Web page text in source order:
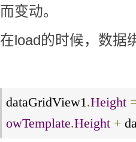
而变动。
在load的时候，数据
dataGridView1.Height
owTemplate.Height +